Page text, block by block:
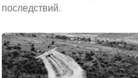
последствий.